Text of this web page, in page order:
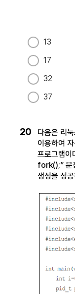
13
17
32
37
20
다음은 리
이용하여
프로그램
fork();” 문
생성을 성